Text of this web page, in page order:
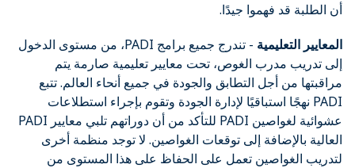
أن الطلبة قد فهموا جيدًا.
المعايير التعليمية
- تندرج جميع برامج PADI، من مستوى الدخول
إلى تدريب مدرب الغوص، تحت معايير تعليمية صارمة يتم
مراقبتها من أجل التطابق والجودة في جميع أنحاء العالم. تتبع
PADI نهجًا استباقيًا لإدارة الجودة وتقوم بإجراء استطلاعات
عشوائية لغواصين PADI للتأكد من أن دوراتهم تلبي معايير PADI
العالية بالإضافة إلى توقعات الغواصين. لا توجد منظمة أخرى
لتدريب الغواصين تعمل على الحفاظ على هذا المستوى من